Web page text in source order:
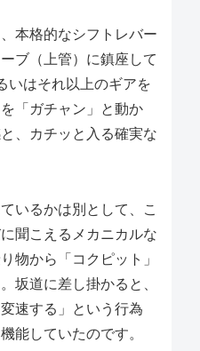
本格的なシフトレバー
ブ（上管）に鎮座して
いはそれ以上のギアを
「ガチャン」と動か
、カチッと入る確実な
いるかは別として、こ
聞こえるメカニカルな
物から「コクピット」
坂道に差し掛かると、
速する」という行為
能していたのです。